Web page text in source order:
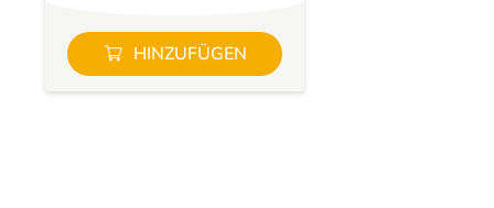
HINZUFÜGEN